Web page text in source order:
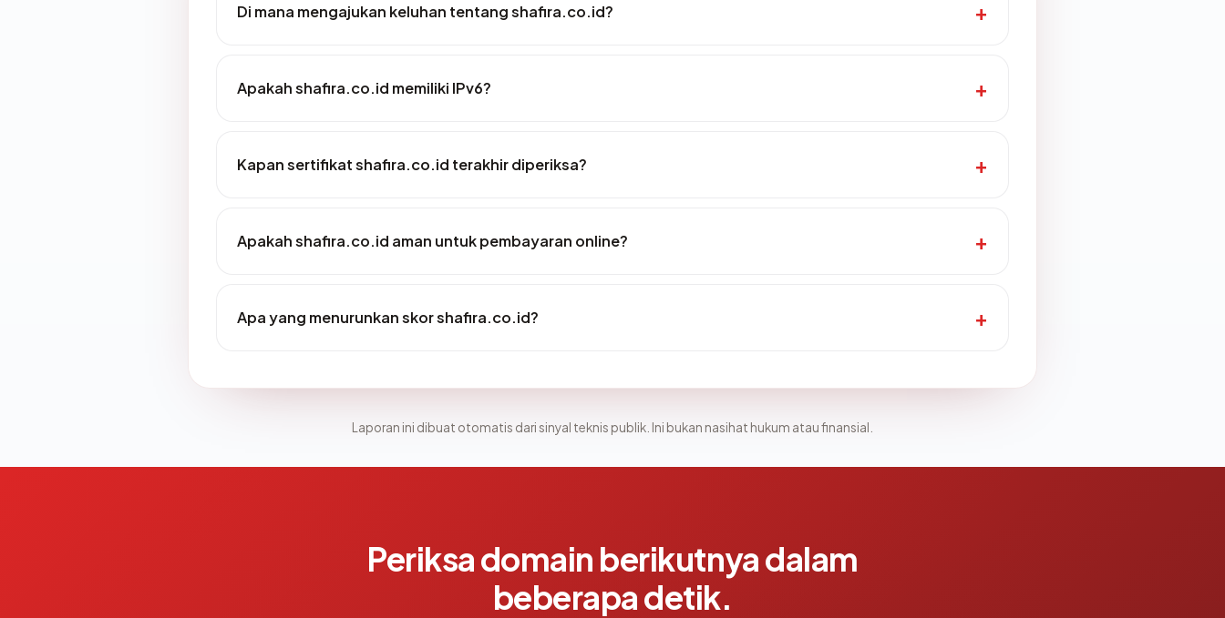
Di mana mengajukan keluhan tentang shafira.co.id?
Apakah shafira.co.id memiliki IPv6?
Kapan sertifikat shafira.co.id terakhir diperiksa?
Apakah shafira.co.id aman untuk pembayaran online?
Apa yang menurunkan skor shafira.co.id?
Laporan ini dibuat otomatis dari sinyal teknis publik. Ini bukan nasihat hukum atau finansial.
Periksa domain berikutnya dalam
beberapa detik.